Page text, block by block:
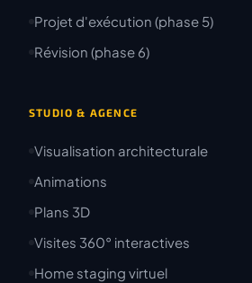
Projet d'exécution (phase 5)
Révision (phase 6)
STUDIO & AGENCE
Visualisation architecturale
Animations
Plans 3D
Visites 360° interactives
Home staging virtuel